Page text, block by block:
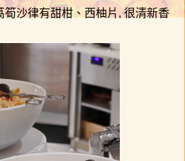
筍沙律有甜柑、西柚片 ,很清新香